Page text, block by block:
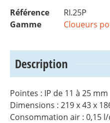
Référence
RI.25P
Gamme
Cloueurs
Description
Pointes : IP de 11 à 25 mm
Dimensions : 219 x 43 x
Consommation air : 0,15